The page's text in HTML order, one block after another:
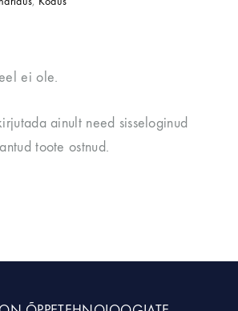
ei ole.
ainult need sisseloginud
toote ostnud.